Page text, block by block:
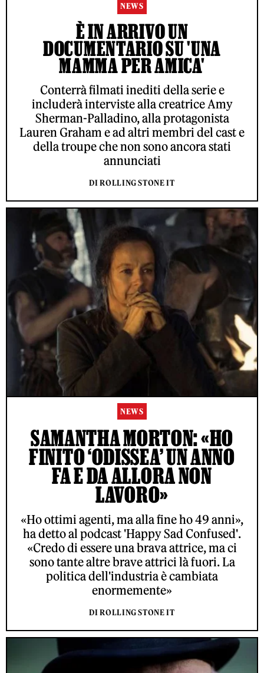
NEWS
È IN ARRIVO UN
DOCUMENTARIO SU 'UNA
MAMMA PER AMICA'
Conterrà filmati inediti della serie e
includerà interviste alla creatrice Amy
Sherman-Palladino, alla protagonista
Lauren Graham e ad altri membri del cast e
della troupe che non sono ancora stati
annunciati
DI ROLLING STONE IT
NEWS
SAMANTHA MORTON: «HO
FINITO ‘ODISSEA’ UN ANNO
FA E DA ALLORA NON
LAVORO»
«Ho ottimi agenti, ma alla fine ho 49 anni»,
ha detto al podcast 'Happy Sad Confused'.
«Credo di essere una brava attrice, ma ci
sono tante altre brave attrici là fuori. La
politica dell'industria è cambiata
enormemente»
DI ROLLING STONE IT